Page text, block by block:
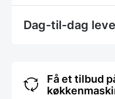
Dag-til-dag
Få et tilbud